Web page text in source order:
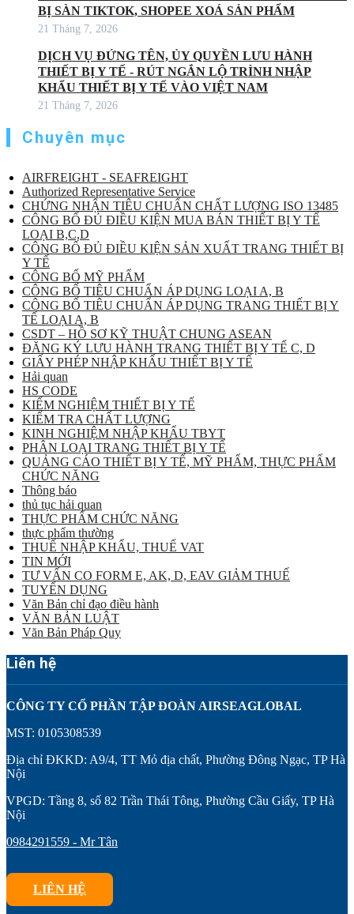
BỊ SÀN TIKTOK, SHOPEE XOÁ SẢN PHẨM
21 Tháng 7, 2026
DỊCH VỤ ĐỨNG TÊN, ỦY QUYỀN LƯU HÀNH
THIẾT BỊ Y TẾ - RÚT NGẮN LỘ TRÌNH NHẬP
KHẨU THIẾT BỊ Y TẾ VÀO VIỆT NAM
21 Tháng 7, 2026
Chuyên mục
AIRFREIGHT - SEAFREIGHT
Authorized Representative Service
CHỨNG NHẬN TIÊU CHUẨN CHẤT LƯỢNG ISO 13485
CÔNG BỐ ĐỦ ĐIỀU KIỆN MUA BÁN THIẾT BỊ Y TẾ
LOẠI B,C,D
CÔNG BỐ ĐỦ ĐIỀU KIỆN SẢN XUẤT TRANG THIẾT BỊ
Y TẾ
CÔNG BỐ MỸ PHẨM
CÔNG BỐ TIÊU CHUẨN ÁP DỤNG LOẠI A, B
CÔNG BỐ TIÊU CHUẨN ÁP DỤNG TRANG THIẾT BỊ Y
TẾ LOẠI A, B
CSDT – HỒ SƠ KỸ THUẬT CHUNG ASEAN
ĐĂNG KÝ LƯU HÀNH TRANG THIẾT BỊ Y TẾ C, D
GIẤY PHÉP NHẬP KHẨU THIẾT BỊ Y TẾ
Hải quan
HS CODE
KIỂM NGHIỆM THIẾT BỊ Y TẾ
KIỂM TRA CHẤT LƯỢNG
KINH NGHIỆM NHẬP KHẨU TBYT
PHÂN LOẠI TRANG THIẾT BỊ Y TẾ
QUẢNG CÁO THIẾT BỊ Y TẾ, MỸ PHẨM, THỰC PHẨM
CHỨC NĂNG
Thông báo
thủ tục hải quan
THỰC PHẨM CHỨC NĂNG
thực phẩm thường
THUẾ NHẬP KHẨU, THUẾ VAT
TIN MỚI
TƯ VẤN CO FORM E, AK, D, EAV GIẢM THUẾ
TUYỂN DỤNG
Văn Bản chỉ đạo điều hành
VĂN BẢN LUẬT
Văn Bản Pháp Quy
Liên hệ
CÔNG TY CỔ PHẦN TẬP ĐOÀN AIRSEAGLOBAL
MST: 0105308539
Địa chỉ ĐKKD: A9/4, TT Mỏ địa chất, Phường Đông Ngạc, TP Hà
Nội
VPGD: Tầng 8, số 82 Trần Thái Tông, Phường Cầu Giấy, TP Hà
Nội
0984291559 - Mr Tân
LIÊN HỆ